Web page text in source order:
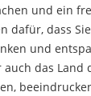
und ein
dafür, dass
und
das Land